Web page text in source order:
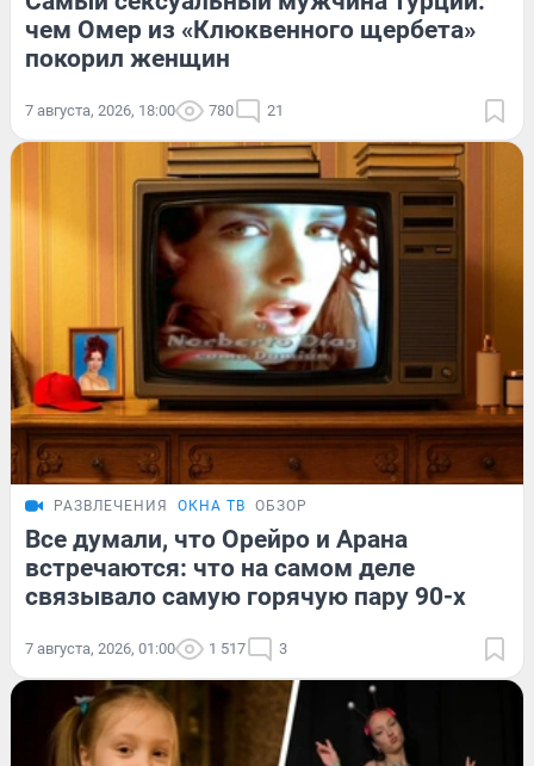
чем Омер из «Клюквенного щербета»
покорил женщин
7 августа, 2026, 18:00 780 21
РАЗВЛЕЧЕНИЯ ОКНА ТВ ОБЗОР
Все думали, что Орейро и Арана
встречаются: что на самом деле
связывало самую горячую пару 90-х
7 августа, 2026, 01:00 1 517 3